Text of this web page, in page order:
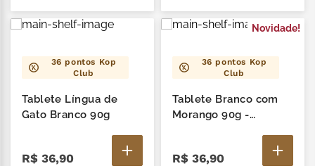
36 pontos Kop
Club
Tablete Língua de
Gato Branco 90g
R$ 36,90
Novidade!
36 pontos Kop
Club
Tablete Branco com
Morango 90g -
R$ 36,90